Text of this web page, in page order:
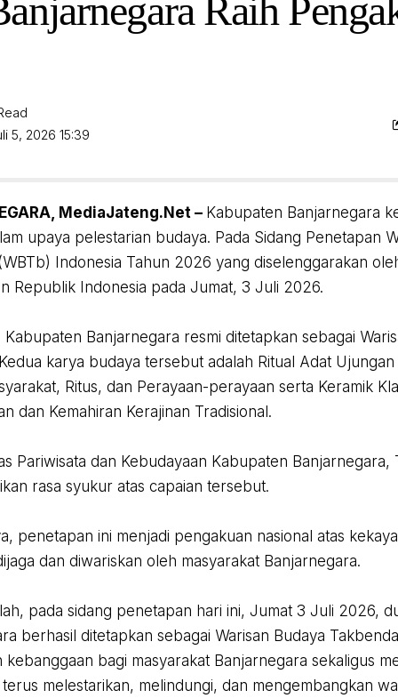
Raih
5, 2026 15:39
MediaJateng.Net – Kabupaten Banjarnegara
upaya pelestarian budaya. Pada Sidang Penetapan
Indonesia Tahun 2026 yang diselenggarakan
Republik Indonesia pada Jumat, 3 Juli 2026.
Kabupaten Banjarnegara resmi ditetapkan sebagai
karya budaya tersebut adalah Ritual Adat
Ritus, dan Perayaan-perayaan serta Keramik
dan Kemahiran Kerajinan Tradisional.
Pariwisata dan Kebudayaan Kabupaten Banjarnegara,
rasa syukur atas capaian tersebut.
penetapan ini menjadi pengakuan nasional atas
dan diwariskan oleh masyarakat Banjarnegara.
pada sidang penetapan hari ini, Jumat 3 Juli 2026,
berhasil ditetapkan sebagai Warisan Budaya
kebanggaan bagi masyarakat Banjarnegara sekaligus
melestarikan, melindungi, dan mengembangkan